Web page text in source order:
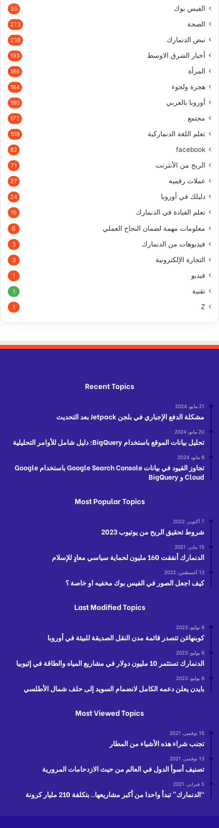
الفيس بوك 35
الصحة 273
نبض الدنمارك 238
أخبار الشرق الاوسط 193
المرأة 186
هجرة ولجوء 184
أوروبا بالعربي 180
مجتمع 172
تعلم اللغة الدنماركية 109
facebook
82
الربح من الأنترنت 71
عملات رقمية 27
دليلك في أوروبا 24
تعلم القيادة في الدنمارك 15
معلومات مهمة لضمان النجاح العملي 6
فيديوهات من الدنمارك 3
التجارة الإلكترونية 3
فيديو 1
تقنية 1
Z
1
Recent Topics
21 مايو، 2024
مشكلة الدفع الإجباري في بلجن Jetpack بعد التحديث
20 مايو، 2024
تحليل بيانات الموقع باستخدام BigQuery: دليل شامل للأوامر التحليلية
6 مايو، 2024
تجاوز القيود في بيانات Google Search Console باستخدام Google
Cloud و BigQuery
Most Popular Topics
7 أكتوبر، 2022
شروط تحقيق الربح من يوتيوب 2023
15 يناير، 2021
الدنمارك أنفقت 160 مليون لحماية سياسي معادٍ للإسلام
13 أغسطس، 2022
كيف اجعل الصور في الفيس بوك مخفيه او خاصة ؟
Last Modified Topics
6 يوليو، 2023
كوبنهاغن تتصدر قائمة مدن النقل الصديقة للبيئة في أوروبا
6 يوليو، 2023
الدنمارك تستثمر 10 مليون دولار في مشاريع المياه والطاقة في إثيوبيا
6 يوليو، 2023
بايدن يعلن دعمه الكامل لانضمام السويد إلى حلف شمال الأطلسي
Most Viewed Topics
15 نوفمبر، 2021
تجنب شراء هذه الأشياء من المطار
13 نوفمبر، 2021
تصنيف أسوأ الدول في العالم من حيث الازدحامات المرورية
5 فبراير، 2021
“الدنمارك” تبدأ واحدا من أكبر مشاريعها.. بتكلفة 210 مليار كرونة